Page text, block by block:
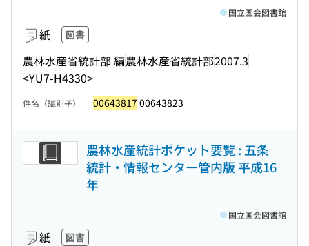
紙 図書
農林水産省統計部 編農林水産省統計部2007.3
<YU7-H4330>
国立国会図書館
件名（識別子） 00643817 00643823
農林水産統計ポケット要覧 : 五条
統計・情報センター管内版 平成16
年
紙 図書
国立国会図書館